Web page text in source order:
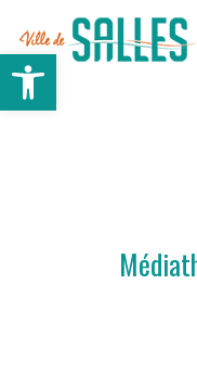
Ouvrir la barre d’outils